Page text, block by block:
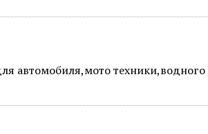
автомобиля,мото техники,водного